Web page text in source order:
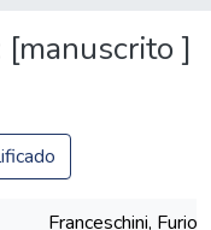
]
Franceschini, Furio